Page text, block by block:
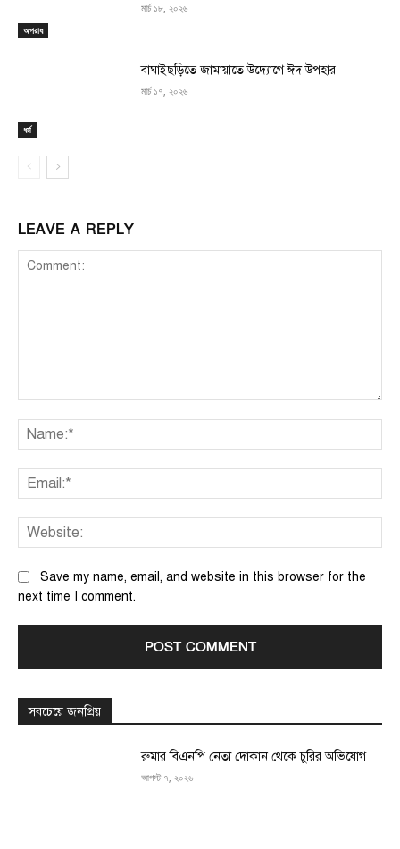
অপরাধ
মার্চ ১৮, ২০২৬
ধর্ম
বাঘাইছড়িতে জামায়াতে উদ্যোগে ঈদ উপহার
মার্চ ১৭, ২০২৬
LEAVE A REPLY
Save my name, email, and website in this browser for the
next time I comment.
সবচেয়ে জনপ্রিয়
রুমার বিএনপি নেতা দোকান থেকে চুরির অভিযোগ
আগস্ট ৭, ২০২৬